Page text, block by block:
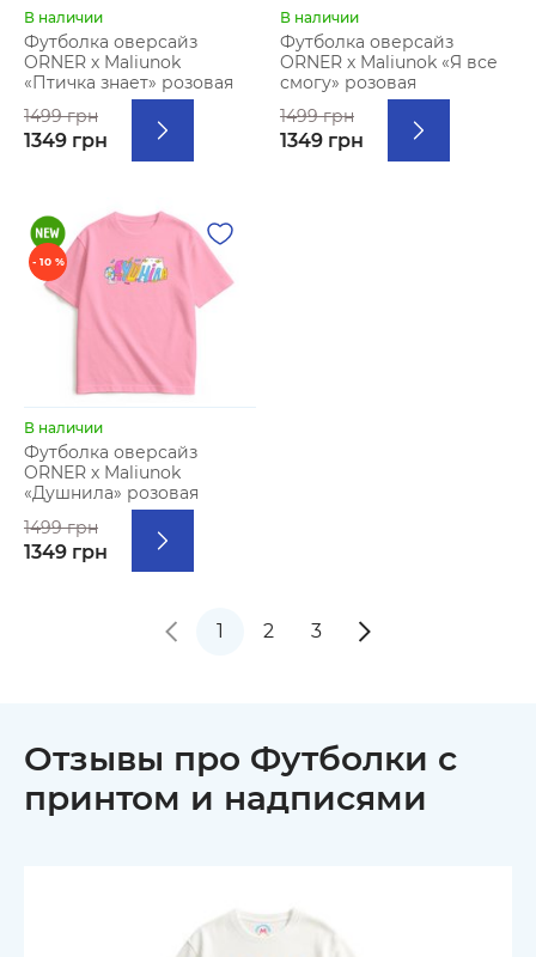
В наличии
Футболка оверсайз
ORNER х Maliunok
«Птичка знает» розовая
1499 грн
1349 грн
В наличии
Футболка оверсайз
ORNER х Maliunok «Я все
смогу» розовая
1499 грн
1349 грн
- 10 %
В наличии
Футболка оверсайз
ORNER х Maliunok
«Душнила» розовая
1499 грн
1349 грн
1 2 3
Отзывы про Футболки с
принтом и надписями